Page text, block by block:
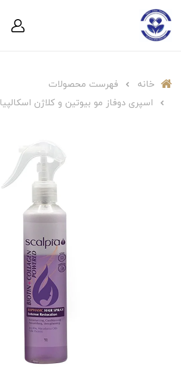
خانه
فهرست محصولات
اسپری دوفاز مو بیوتین و کلاژن اسکالپیا